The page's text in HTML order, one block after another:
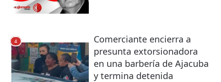
4
Comerciante encierra a
presunta extorsionadora
en una barbería de Ajacuba
y termina detenida